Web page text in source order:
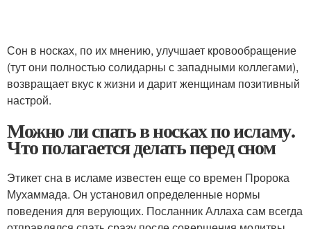
Сон в носках, по их мнению, улучшает кровообращение
(тут они полностью солидарны с западными коллегами),
возвращает вкус к жизни и дарит женщинам позитивный
настрой.
Можно ли спать в носках по исламу.
Что полагается делать перед сном
Этикет сна в исламе известен еще со времен Пророка
Мухаммада. Он установил определенные нормы
поведения для верующих. Посланник Аллаха сам всегда